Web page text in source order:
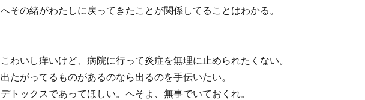
へその緒がわたしに戻ってきたことが関係してることはわかる。
こわいし痒いけど、病院に行って炎症を無理に止められたくない。
出たがってるものがあるのなら出るのを手伝いたい。
デトックスであってほしい。へそよ、無事でいておくれ。